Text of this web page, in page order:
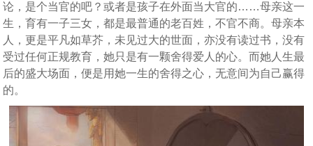
论，是个当官的吧？或者是孩子在外面当大官的……母亲这一
生，育有一子三女，都是最普通的老百姓，不官不商。母亲本
人，更是平凡如草芥，未见过大的世面，亦没有读过书，没有
受过任何正规教育，她只是有一颗舍得爱人的心。而她人生最
后的盛大场面，便是用她一生的舍得之心，无意间为自己赢得
的。